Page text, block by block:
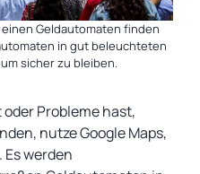
Geldautomaten finden
in gut beleuchteten
sicher zu bleiben.
Probleme hast,
nutze Google Maps,
werden